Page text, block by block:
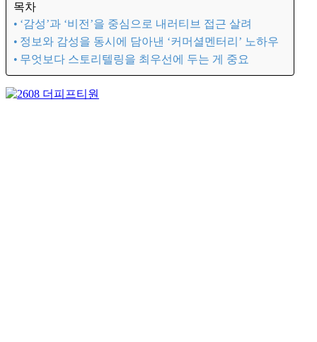
목차
‘감성’과 ‘비전’을 중심으로 내러티브 접근 살려
정보와 감성을 동시에 담아낸 ‘커머셜멘터리’ 노하우
무엇보다 스토리텔링을 최우선에 두는 게 중요